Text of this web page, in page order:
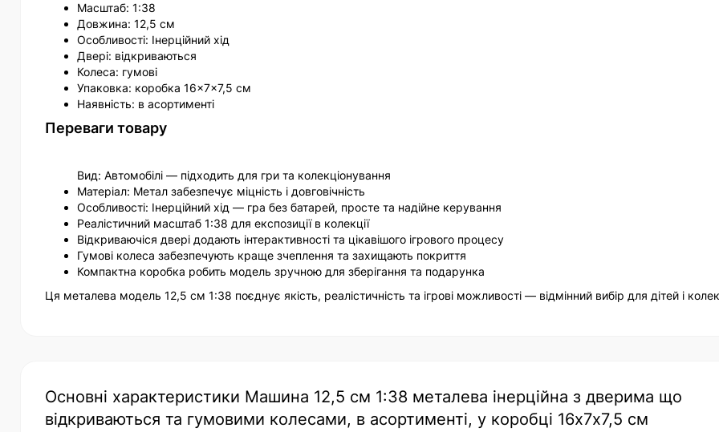
Масштаб: 1:38
Довжина: 12,5 см
Особливості: Інерційний хід
Двері: відкриваються
Колеса: гумові
Упаковка: коробка 16×7×7,5 см
Наявність: в асортименті
Переваги товару
Вид: Автомобілі — підходить для гри та колекціонування
Матеріал: Метал забезпечує міцність і довговічність
Особливості: Інерційний хід — гра без батарей, просте та надійне керування
Реалістичний масштаб 1:38 для експозиції в колекції
Відкриваючіся двері додають інтерактивності та цікавішого ігрового процесу
Гумові колеса забезпечують краще зчеплення та захищають покриття
Компактна коробка робить модель зручною для зберігання та подарунка
Ця металева модель 12,5 см 1:38 поєднує якість, реалістичність та ігрові можливості — відмінний вибір для дітей і
Основні характеристики Машина 12,5 см 1:38 металева інерційна з дверима що
відкриваються та гумовими колесами, в асортименті, у коробці 16х7х7,5 см